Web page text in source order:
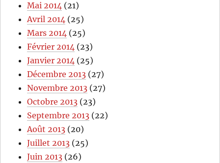
Mai 2014 (21)
Avril 2014 (25)
Mars 2014 (25)
Février 2014 (23)
Janvier 2014 (25)
Décembre 2013 (27)
Novembre 2013 (27)
Octobre 2013 (23)
Septembre 2013 (22)
Août 2013 (20)
Juillet 2013 (25)
Juin 2013 (26)